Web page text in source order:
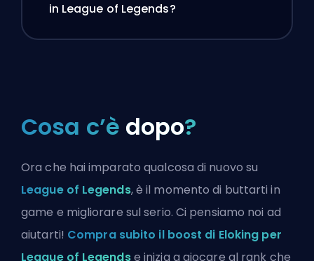
in League of Legends?
Cosa c’è dopo?
Ora che hai imparato qualcosa di nuovo su
League of Legends, è il momento di buttarti in
game e migliorare sul serio. Ci pensiamo noi ad
aiutarti! Compra subito il boost di Eloking per
League of Legendse inizia a giocare al rank che